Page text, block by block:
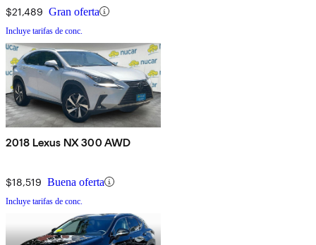
$21,489 Gran oferta
Incluye tarifas de conc.
2018 Lexus NX 300 AWD
$18,519 Buena oferta
Incluye tarifas de conc.